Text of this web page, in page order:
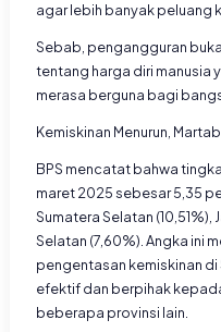
agar lebih banyak peluang
Sebab, pengangguran
tentang harga diri manusia
merasa berguna bagi
Kemiskinan Menurun,
BPS mencatat bahwa
maret 2025 sebesar 5,35
Sumatera Selatan (10,51%),
Selatan (7,60%). Angka ini
pengentasan kemiskinan
efektif dan berpihak
beberapa provinsi lain.